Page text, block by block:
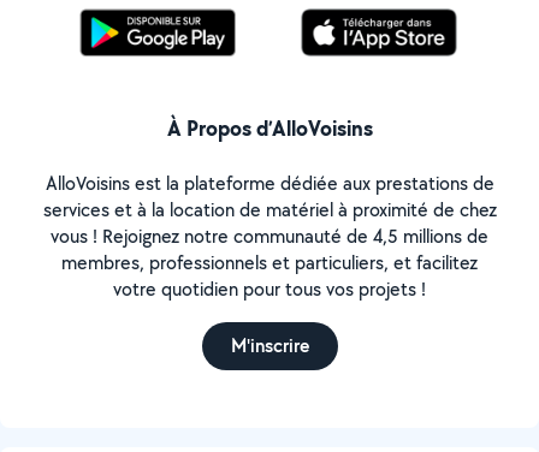
À Propos d’AlloVoisins
AlloVoisins est la plateforme dédiée aux prestations de
services et à la location de matériel à proximité de chez
vous ! Rejoignez notre communauté de 4,5 millions de
membres, professionnels et particuliers, et facilitez
votre quotidien pour tous vos projets !
M'inscrire